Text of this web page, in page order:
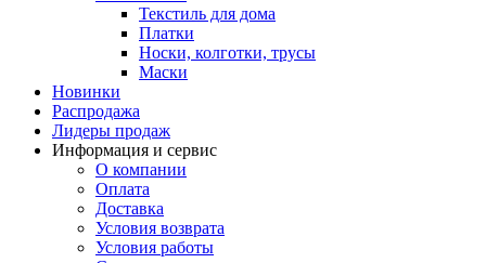
Текстиль для дома
Платки
Носки, колготки, трусы
Маски
Новинки
Распродажа
Лидеры продаж
Информация и сервис
О компании
Оплата
Доставка
Условия возврата
Условия работы